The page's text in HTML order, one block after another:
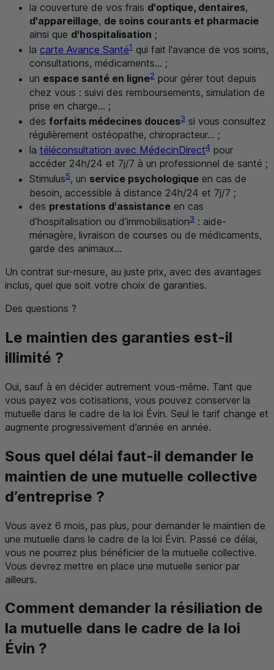
la couverture de vos frais d'optique, dentaires,
d'appareillage, de soins courants et pharmacie
ainsi que d'hospitalisation ;
la carte Avance Santé1 qui fait l'avance de vos soins,
consultations, médicaments... ;
un espace santé en ligne2 pour gérer tout depuis
chez vous : suivi des remboursements, simulation de
prise en charge... ;
des forfaits médecines douces3 si vous consultez
régulièrement ostéopathe, chiropracteur... ;
la téléconsultation avec MédecinDirect4 pour
accéder 24h/24 et 7j/7 à un professionnel de santé ;
Stimulus5, un service psychologique en cas de
besoin, accessible à distance 24h/24 et 7j/7 ;
des prestations d'assistance en cas
d’hospitalisation ou d’immobilisation3 : aide-
ménagère, livraison de courses ou de médicaments,
garde des animaux...
Un contrat sur-mesure, au juste prix, avec des avantages
inclus, quel que soit votre choix de garanties.
Des questions ?
Le maintien des garanties est-il
illimité ?
Oui, sauf à en décider autrement vous-même. Tant que
vous payez vos cotisations, vous pouvez conserver la
mutuelle dans le cadre de la loi Évin. Seul le tarif change et
augmente progressivement d’année en année.
Sous quel délai faut-il demander le
maintien de une mutuelle collective
d’entreprise ?
Vous avez 6 mois, pas plus, pour demander le maintien de
une mutuelle dans le cadre de la loi Évin. Passé ce délai,
vous ne pourrez plus bénéficier de la mutuelle collective.
Vous devrez mettre en place une mutuelle senior par
ailleurs.
Comment demander la résiliation de
la mutuelle dans le cadre de la loi
Évin ?